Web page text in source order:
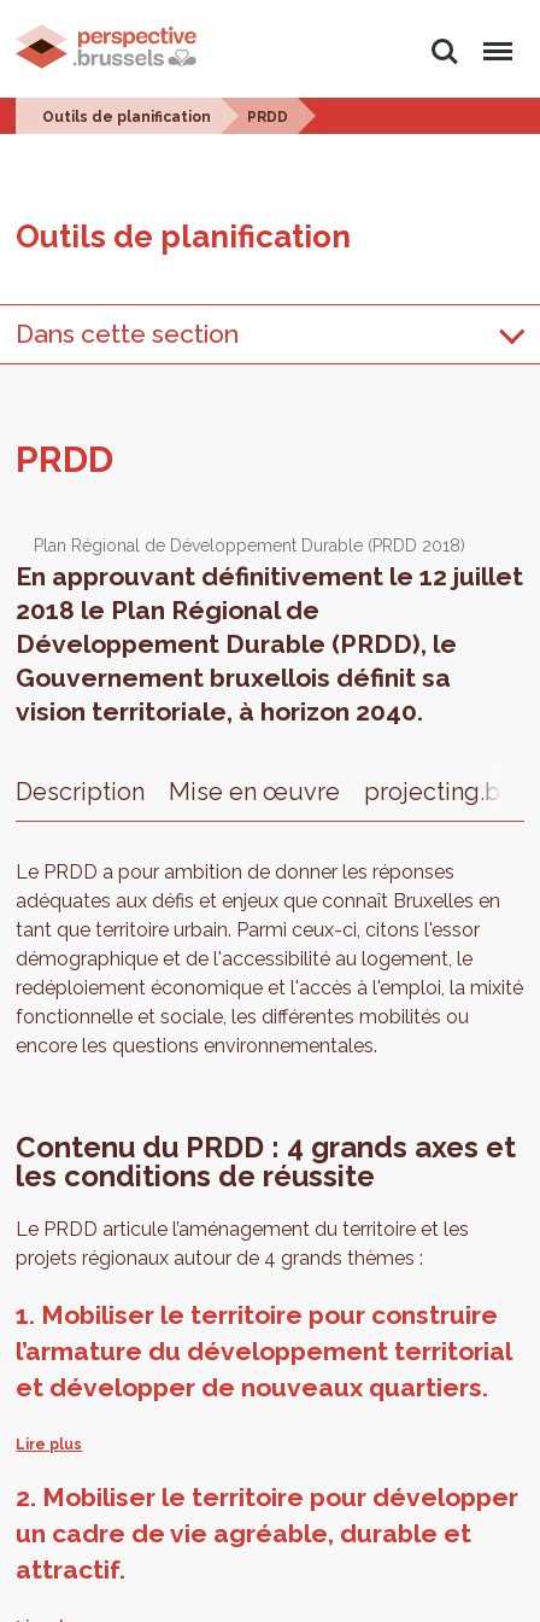
Rechercher
Menu
Outils de planification PRDD
Outils de pla­ni­fi­ca­tion
Dans cette section
PRDD
Plan Régional de Développement Durable (PRDD 2018)
En approuvant définitivement le 12 juillet
2018 le Plan Régional de
Développement Durable (PRDD), le
Gouvernement bruxellois définit sa
vision territoriale, à horizon 2040.
Description Mise en œuvre
Le PRDD a pour ambition de donner les réponses
adéquates aux défis et enjeux que connaît Bruxelles en
tant que territoire urbain. Parmi ceux-ci, citons l'essor
démographique et de l'accessibilité au logement, le
redéploiement économique et l'accès à l'emploi, la mixité
fonctionnelle et sociale, les différentes mobilités ou
encore les questions environnementales.
Contenu du PRDD : 4 grands axes et
les conditions de réussite
Le PRDD articule l’aménagement du territoire et les
projets régionaux autour de 4 grands thèmes :
1. Mobiliser le territoire pour construire
l’armature du développement territorial
et développer de nouveaux quartiers.
conditions de l’accueil harmonieux des nouveaux
Bruxellois.e.s et organise le développement territorial
pour permettre à chacun de trouver le logement qui
correspond à son cheminement dans la vie. La Région se
2. Mobiliser le territoire pour développer
un cadre de vie agréable, durable et
attractif.